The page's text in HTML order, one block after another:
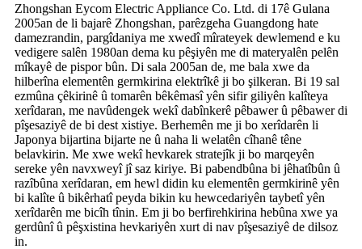
Zhongshan Eycom Electric Appliance Co. Ltd. di 17ê Gulana
2005an de li bajarê Zhongshan, parêzgeha Guangdong hate
damezrandin, pargîdaniya me xwedî mîrateyek dewlemend e ku
vedigere salên 1980an dema ku pêşiyên me di materyalên pelên
mîkayê de pispor bûn. Di sala 2005an de, me bala xwe da
hilberîna elementên germkirina elektrîkê ji bo şilkeran. Bi 19 sal
ezmûna çêkirinê û tomarên bêkêmasî yên sifir giliyên kalîteya
xerîdaran, me navûdengek wekî dabînkerê pêbawer û pêbawer di
pîşesaziyê de bi dest xistiye. Berhemên me ji bo xerîdarên li
Japonya bijartina bijarte ne û naha li welatên cîhanê têne
belavkirin. Me xwe wekî hevkarek stratejîk ji bo marqeyên
sereke yên navxweyî jî saz kiriye. Bi pabendbûna bi jêhatîbûn û
razîbûna xerîdaran, em hewl didin ku elementên germkirinê yên
bi kalîte û bikêrhatî peyda bikin ku hewcedariyên taybetî yên
xerîdarên me bicîh tînin. Em ji bo berfirehkirina hebûna xwe ya
gerdûnî û pêşxistina hevkariyên xurt di nav pîşesaziyê de dilsoz
in.